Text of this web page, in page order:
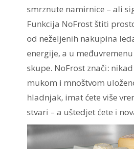
smrznute namirnice – ali
Funkcija NoFrost štiti
od neželjenih nakupina
energije, a u
skupe. NoFrost znači:
mukom i mnoštvom
hladnjak, imat ćete više
stvari – a uštedjet ćete i